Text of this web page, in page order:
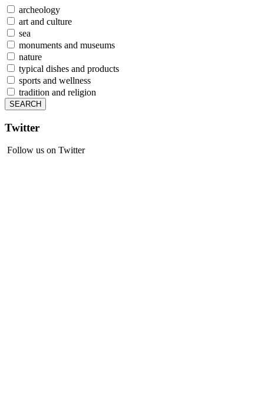
archeology
art and culture
sea
monuments and museums
nature
typical dishes and products
sports and wellness
tradition and religion
Twitter
Follow us on Twitter